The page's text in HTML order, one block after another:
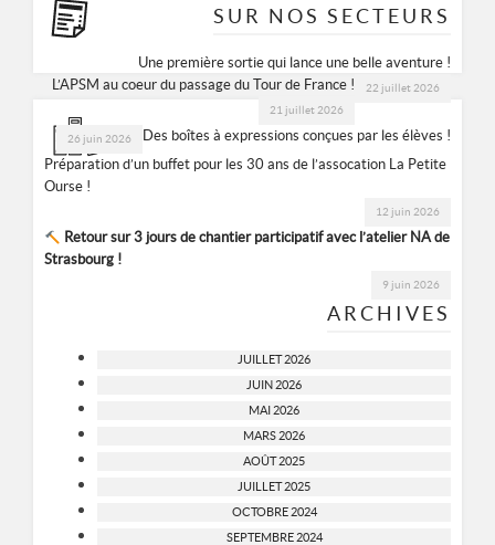
SUR NOS SECTEURS
Une première sortie qui lance une belle aventure !
22 juillet 2026
L’APSM au coeur du passage du Tour de France !
21 juillet 2026
Des boîtes à expressions conçues par les élèves !
26 juin 2026
Préparation d’un buffet pour les 30 ans de l’assocation La Petite
Ourse !
12 juin 2026
Retour sur 3 jours de chantier participatif avec l’atelier NA de
Strasbourg !
9 juin 2026
ARCHIVES
JUILLET 2026
JUIN 2026
MAI 2026
MARS 2026
AOÛT 2025
JUILLET 2025
OCTOBRE 2024
SEPTEMBRE 2024